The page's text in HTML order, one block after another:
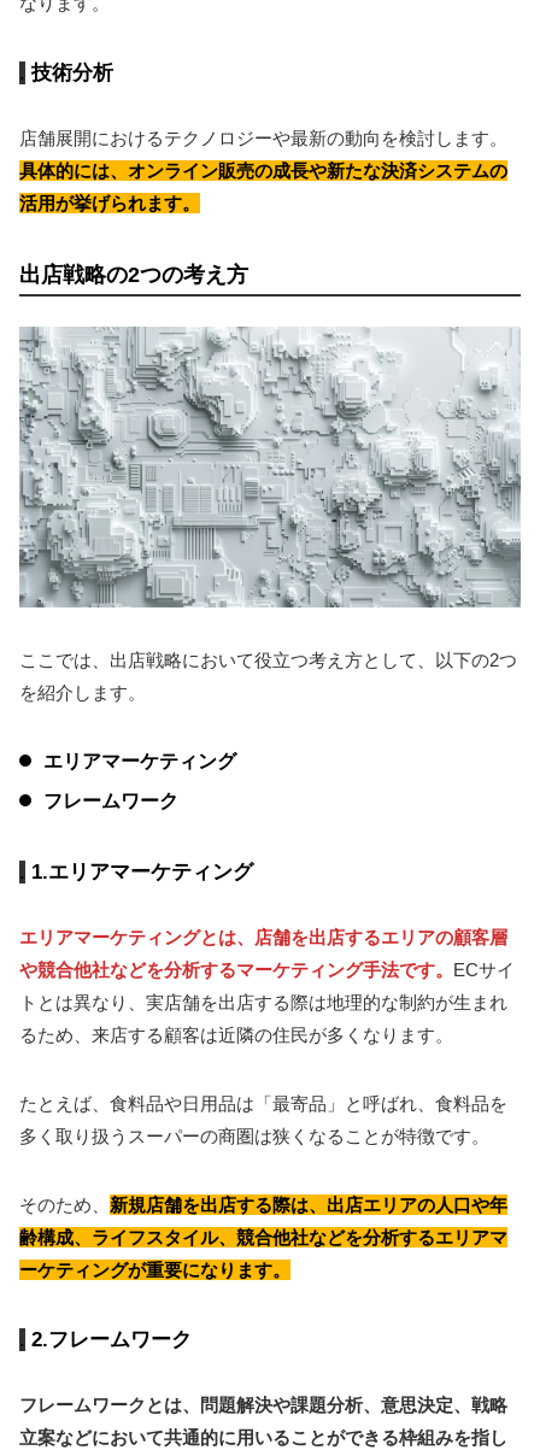
技術分析
店舗展開におけるテクノロジーや最新の動向を検討します。
具体的には、オンライン販売の成長や新たな決済システムの
活用が挙げられます。
出店戦略の2つの考え方
ここでは、出店戦略において役立つ考え方として、以下の2つ
を紹介します。
エリアマーケティング
フレームワーク
1.エリアマーケティング
エリアマーケティングとは、店舗を出店するエリアの顧客層
や競合他社などを分析するマーケティング手法です。 ECサイ
トとは異なり、実店舗を出店する際は地理的な制約が生まれ
るため、来店する顧客は近隣の住民が多くなります。
たとえば、食料品や日用品は「最寄品」と呼ばれ、食料品を
多く取り扱うスーパーの商圏は狭くなることが特徴です。
そのため、 新規店舗を出店する際は、出店エリアの人口や年
齢構成、ライフスタイル、競合他社などを分析するエリアマ
ーケティングが重要になります。
2.フレームワーク
フレームワークとは、問題解決や課題分析、意思決定、戦略
立案などにおいて共通的に用いることができる枠組みを指し